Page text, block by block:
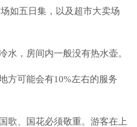
如五日集，以及超市大卖场
水，房间内一般没有热水壶。
方可能会有10%左右的服务
歌、国花必须敬重。游客在上